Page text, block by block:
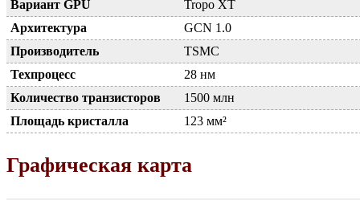
Вариант GPU
Tropo XT
Архитектура
GCN 1.0
Производитель
TSMC
Техпроцесс
28 нм
Количество транзисторов
1500 млн
Площадь кристалла
123 мм²
Графическая карта